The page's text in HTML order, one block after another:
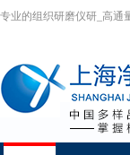
专业的组织研磨仪研_高通